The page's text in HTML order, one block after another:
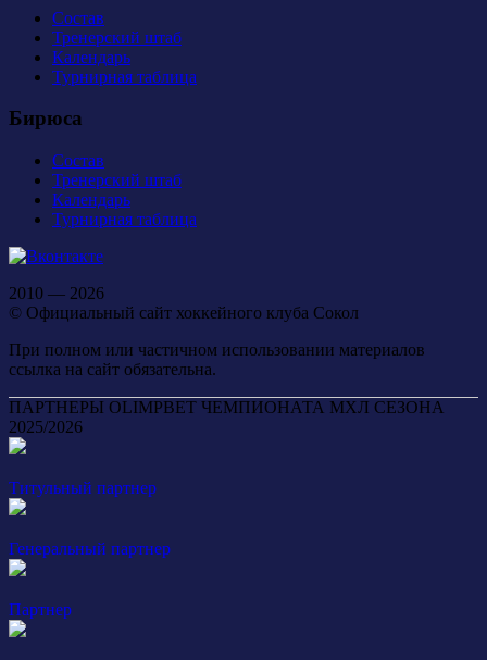
Состав
Тренерский штаб
Календарь
Турнирная таблица
Бирюса
Состав
Тренерский штаб
Календарь
Турнирная таблица
2010 — 2026
© Официальный сайт хоккейного клуба Сокол
При полном или частичном использовании материалов
ссылка на сайт обязательна.
ПАРТНЕРЫ OLIMPBET ЧЕМПИОНАТА МХЛ СЕЗОНА
2025/2026
Титульный партнер
Генеральный партнер
Партнер